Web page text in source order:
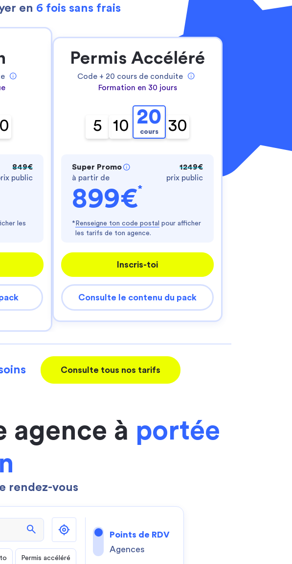
: Personnalisez vos Options
en 6 fois sans frais
849€
public
les
Permis Accéléré
Code + 20 cours de conduite
Formation en 30 jours
5 10 20
cours 30
Super Promo
à partir de
899€*
1249€
prix public
* Renseigne ton code postal pour afficher
les tarifs de ton agence.
Inscris-toi
Consulte le contenu du pack
Consulte tous nos tarifs
agence à portée
rendez-vous
search
Permis accéléré
Points de RDV
Agences